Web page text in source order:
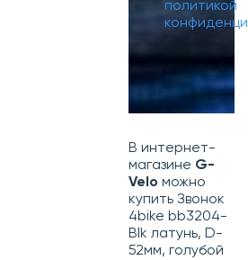
политикой
В интернет-
магазине G-
Velo можно
купить Звонок
4bike bb3204-
Blk латунь, D-
52мм, голубой